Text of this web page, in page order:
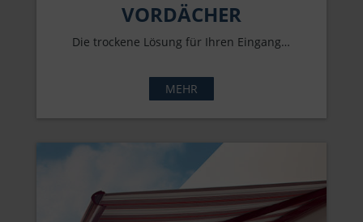
VORDÄCHER
Die trockene Lösung für Ihren Eingang…
MEHR